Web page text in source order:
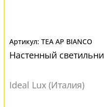
TEA AP BIANCO
Настенный
Ideal Lux (Италия)